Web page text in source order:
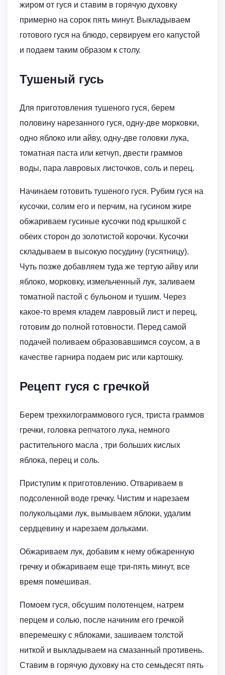
жиром от гуся и ставим в горячую духовку
примерно на сорок пять минут. Выкладываем
готового гуся на блюдо, сервируем его капустой
и подаем таким образом к столу.
Тушеный гусь
Для приготовления тушеного гуся, берем
половину нарезанного гуся, одну-две морковки,
одно яблоко или айву, одну-две головки лука,
томатная паста или кетчуп, двести граммов
воды, пара лавровых листочков, соль и перец.
Начинаем готовить тушеного гуся. Рубим гуся на
кусочки, солим его и перчим, на гусином жире
обжариваем гусиные кусочки под крышкой с
обеих сторон до золотистой корочки. Кусочки
складываем в высокую посудину (гусятницу).
Чуть позже добавляем туда же тертую айву или
яблоко, морковку, измельченный лук, заливаем
томатной пастой с бульоном и тушим. Через
какое-то время кладем лавровый лист и перец,
готовим до полной готовности. Перед самой
подачей поливаем образовавшимся соусом, а в
качестве гарнира подаем рис или картошку.
Рецепт гуся с гречкой
Берем трехкилограммового гуся, триста граммов
гречки, головка репчатого лука, немного
растительного масла , три больших кислых
яблока, перец и соль.
Приступим к приготовлению. Отвариваем в
подсоленной воде гречку. Чистим и нарезаем
полукольцами лук, вымываем яблоки, удалим
сердцевину и нарезаем дольками.
Обжариваем лук, добавим к нему обжаренную
гречку и обжариваем еще три-пять минут, все
время помешивая.
Помоем гуся, обсушим полотенцем, натрем
перцем и солью, после начиним его гречкой
вперемешку с яблоками, зашиваем толстой
ниткой и выкладываем на смазанный противень.
Ставим в горячую духовку на сто семьдесят пять